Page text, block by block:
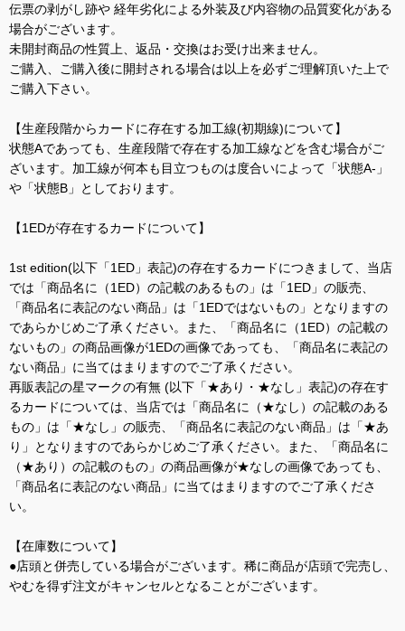
伝票の剥がし跡や 経年劣化による外装及び内容物の品質変化がある
場合がございます。
未開封商品の性質上、返品・交換はお受け出来ません。
ご購入、ご購入後に開封される場合は以上を必ずご理解頂いた上で
ご購入下さい。
【生産段階からカードに存在する加工線(初期線)について】
状態Aであっても、生産段階で存在する加工線などを含む場合がご
ざいます。加工線が何本も目立つものは度合いによって「状態A-」
や「状態B」としております。
【1EDが存在するカードについて】
1st edition(以下「1ED」表記)の存在するカードにつきまして、当店
では「商品名に（1ED）の記載のあるもの」は「1ED」の販売、
「商品名に表記のない商品」は「1EDではないもの」となりますの
であらかじめご了承ください。また、「商品名に（1ED）の記載の
ないもの」の商品画像が1EDの画像であっても、「商品名に表記の
ない商品」に当てはまりますのでご了承ください。
再販表記の星マークの有無 (以下「★あり・★なし」表記)の存在す
るカードについては、当店では「商品名に（★なし）の記載のある
もの」は「★なし」の販売、「商品名に表記のない商品」は「★あ
り」となりますのであらかじめご了承ください。また、「商品名に
（★あり）の記載のもの」の商品画像が★なしの画像であっても、
「商品名に表記のない商品」に当てはまりますのでご了承くださ
い。
【在庫数について】
●店頭と併売している場合がございます。稀に商品が店頭で完売し、
やむを得ず注文がキャンセルとなることがございます。